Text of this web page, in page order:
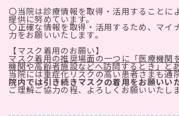
〇当院は診療情報を取得・活用することに
提供に努めています。
〇正確な情報を取得・活用するため、マイ
力をお願いいたします。
【マスク着用のお願い】
マスク着用の推奨場面の一つに「医療機関
機関や高齢者施設などへ訪問するとき」と
当院には重症化リスクの高い患者さまも通
院内では引き続きマスクの着用をお願いい
ご理解ご協力の程、よろしくお願いいたし